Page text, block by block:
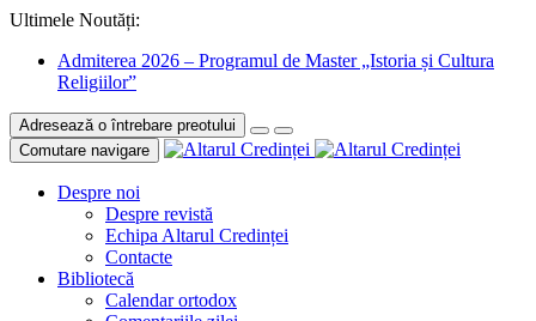
Ultimele Noutăți:
Admiterea 2026 – Programul de Master „Istoria și Cultura
Religiilor”
Adresează o întrebare preotului
Comutare navigare
Despre noi
Despre revistă
Echipa Altarul Credinței
Contacte
Bibliotecă
Calendar ortodox